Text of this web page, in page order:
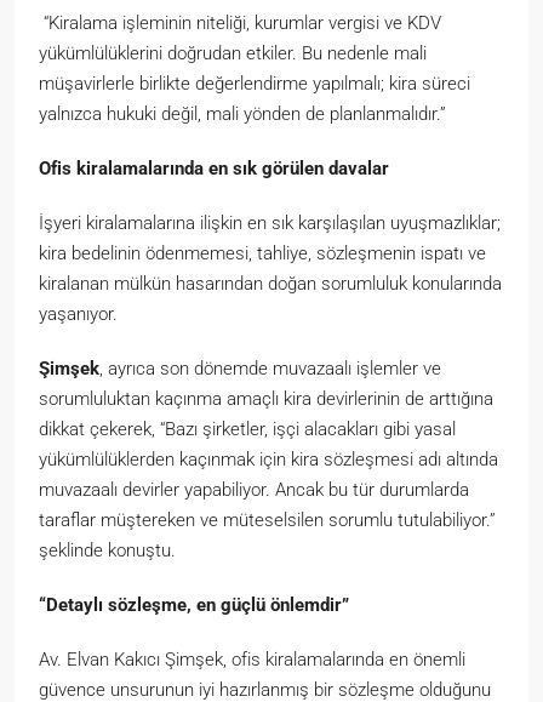
“Kiralama işleminin niteliği, kurumlar vergisi ve KDV
yükümlülüklerini doğrudan etkiler. Bu nedenle mali
müşavirlerle birlikte değerlendirme yapılmalı; kira süreci
yalnızca hukuki değil, mali yönden de planlanmalıdır.”
Ofis kiralamalarında en sık görülen davalar
İşyeri kiralamalarına ilişkin en sık karşılaşılan uyuşmazlıklar;
kira bedelinin ödenmemesi, tahliye, sözleşmenin ispatı ve
kiralanan mülkün hasarından doğan sorumluluk konularında
yaşanıyor.
Şimşek, ayrıca son dönemde muvazaalı işlemler ve
sorumluluktan kaçınma amaçlı kira devirlerinin de arttığına
dikkat çekerek, “Bazı şirketler, işçi alacakları gibi yasal
yükümlülüklerden kaçınmak için kira sözleşmesi adı altında
muvazaalı devirler yapabiliyor. Ancak bu tür durumlarda
taraflar müştereken ve müteselsilen sorumlu tutulabiliyor.”
şeklinde konuştu.
“Detaylı sözleşme, en güçlü önlemdir”
Av. Elvan Kakıcı Şimşek, ofis kiralamalarında en önemli
güvence unsurunun iyi hazırlanmış bir sözleşme olduğunu